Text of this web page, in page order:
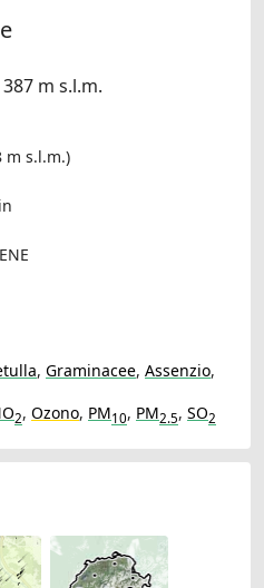
m s.l.m.
m s.l.m.)
, Graminacee, Assenzio,
2, Ozono, PM10, PM2.5, SO2